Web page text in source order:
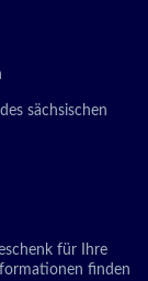
sächsischen
für Ihre
finden